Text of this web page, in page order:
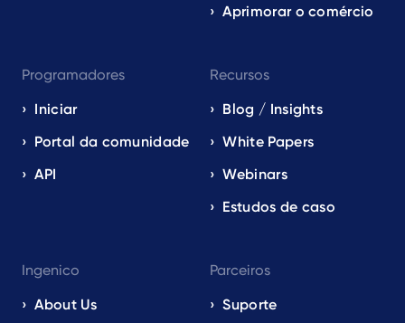
Aprimorar o comércio
Programadores
Iniciar
Portal da comunidade
API
Recursos
Blog / Insights
White Papers
Webinars
Estudos de caso
Ingenico
About Us
Parceiros
Suporte